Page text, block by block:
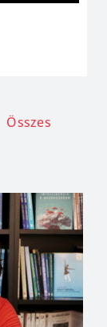
Összes